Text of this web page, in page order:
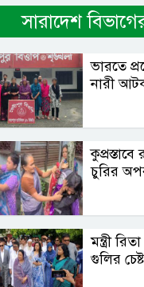
সারাদেশ
ভারতে
নারী
চুরির
মন্ত্রী
গুলির